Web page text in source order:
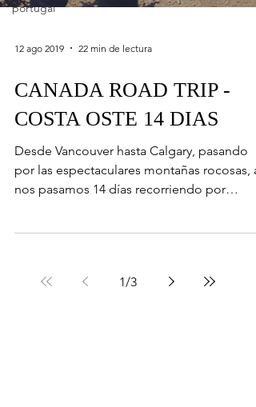
portugal
12 ago 2019 22 min de lectura
CANADA ROAD TRIP -
COSTA OSTE 14 DIAS
Desde Vancouver hasta Calgary, pasando
nos pasamos 14 días recorriendo por